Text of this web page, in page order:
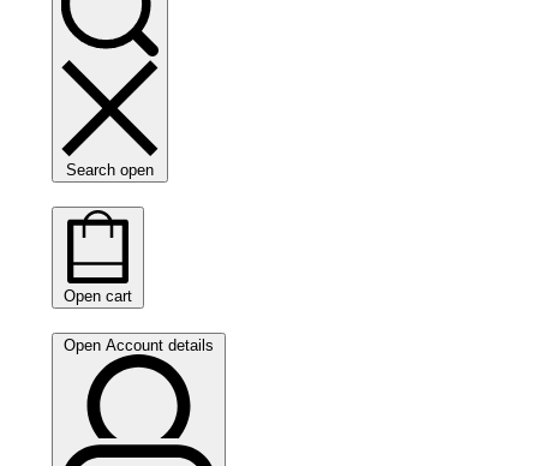
Search open
Open cart
Open Account details